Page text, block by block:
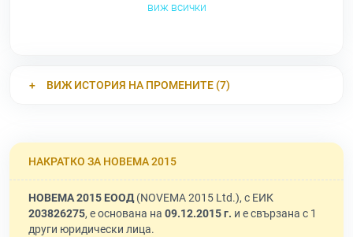
виж всички
ВИЖ ИСТОРИЯ НА ПРОМЕНИТЕ (7)
НАКРАТКО ЗА НОВЕМА 2015
НОВЕМА 2015 ЕООД(NOVEMA 2015 Ltd.), с ЕИК
203826275, е основана на 09.12.2015 г. и е свързана с 1
други юридически лица.